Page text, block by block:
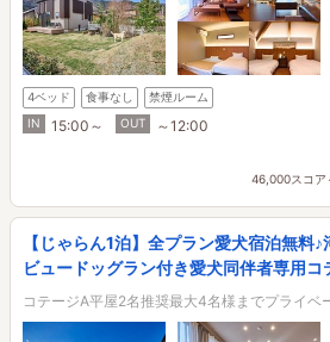
4ベッド 食事なし
禁煙ルーム
IN
15:00～ OUT ～12:00
46,000スコア
【じゃらん1泊】全プラン愛犬宿泊無
ビュードッグラン付き愛犬同伴者専用コ
コテージA平屋2名推奨最大4名様までプライベ